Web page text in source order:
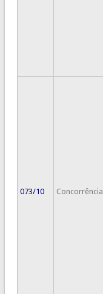
073/10 Concorrência